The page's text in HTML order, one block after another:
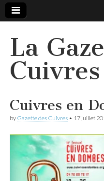
La
Cuivres
Cuivres en
by Gazette des Cuivres • 17 juillet